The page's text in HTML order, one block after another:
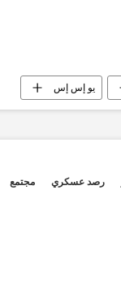
يو إس إس
رصد عسكري مجتمع